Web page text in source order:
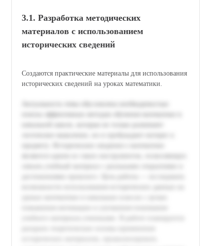
3.1. Разработка методических
материалов с использованием
исторических сведений
Создаются практические материалы для использования
исторических сведений на уроках математики.